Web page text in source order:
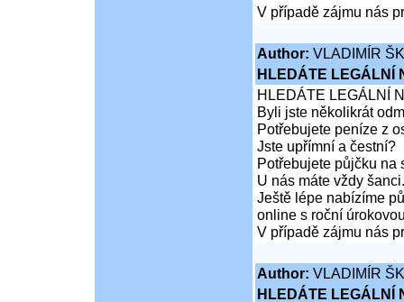
V případě zájmu nás
Author: VLADIMÍR
HLEDÁTE LEGÁLNÍ
HLEDÁTE LEGÁLNÍ
Byli jste několikrát
Potřebujete peníze z
Jste upřímní a čestní?
Potřebujete půjčku na
U nás máte vždy šanci.
Ještě lépe nabízíme
online s roční
V případě zájmu nás
Author: VLADIMÍR
HLEDÁTE LEGÁLNÍ